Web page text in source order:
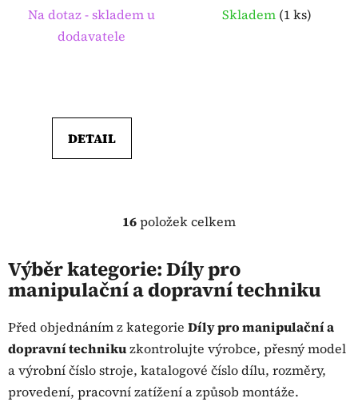
Na dotaz - skladem u
dodavatele
DETAIL
Skladem (1 ks)
O
l
á
d
c
í
p
r
16položek celkem
Výběr kategorie: Díly pro
manipulační a dopravní techniku
Před objednáním z kategorie Díly pro manipulační a
dopravní technikuzkontrolujte výrobce, přesný model
a výrobní číslo stroje, katalogové číslo dílu, rozměry,
provedení, pracovní zatížení a způsob montáže.